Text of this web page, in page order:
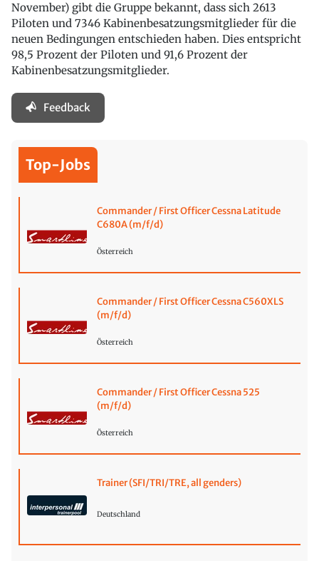
November) gibt die Gruppe bekannt, dass sich 2613
Piloten und 7346 Kabinenbesatzungsmitglieder für die
neuen Bedingungen entschieden haben. Dies entspricht
98,5 Prozent der Piloten und 91,6 Prozent der
Kabinenbesatzungsmitglieder.
Feedback
Top-Jobs
Commander / First Officer Cessna Latitude
C680A (m/f/d)
Österreich
Commander / First Officer Cessna C560XLS
(m/f/d)
Österreich
Commander / First Officer Cessna 525
(m/f/d)
Österreich
Trainer (SFI/TRI/TRE, all genders)
Deutschland